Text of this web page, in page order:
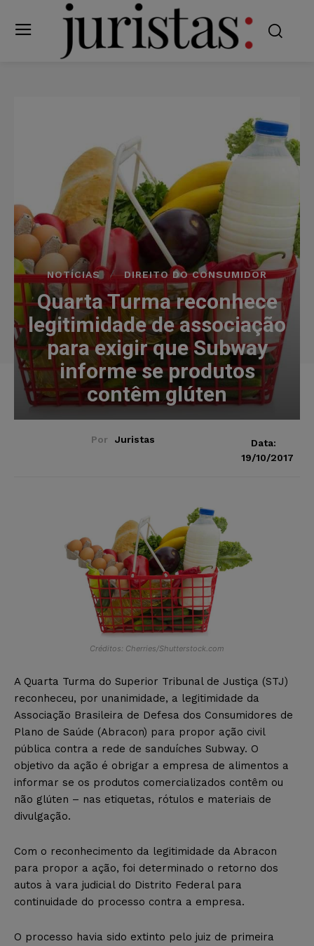
NOTÍCIAS DIREITO DO CONSUMIDOR
Quarta Turma reconhece
legitimidade de associação
para exigir que Subway
informe se produtos
contêm glúten
Por Juristas
Data:
19/10/2017
Créditos: Cherries/Shutterstock.com
A Quarta Turma do Superior Tribunal de Justiça (STJ)
reconheceu, por unanimidade, a legitimidade da
Associação Brasileira de Defesa dos Consumidores de
Plano de Saúde (Abracon) para propor ação civil
pública contra a rede de sanduíches Subway. O
objetivo da ação é obrigar a empresa de alimentos a
informar se os produtos comercializados contêm ou
não glúten – nas etiquetas, rótulos e materiais de
divulgação.
Com o reconhecimento da legitimidade da Abracon
para propor a ação, foi determinado o retorno dos
autos à vara judicial do Distrito Federal para
continuidade do processo contra a empresa.
O processo havia sido extinto pelo juiz de primeira